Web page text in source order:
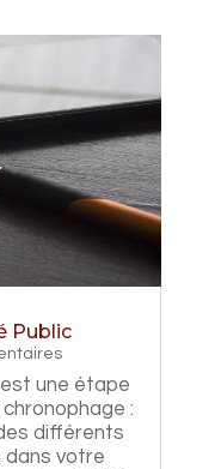
Public
est une étape
:
différents
dans votre